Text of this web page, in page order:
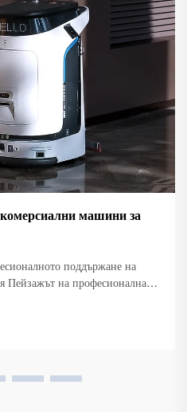
машини за
поддържане на
Пейзажът на професионалната
машини за